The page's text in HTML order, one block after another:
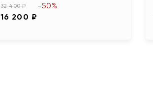
32 400 ₽
16 200 ₽
-50%